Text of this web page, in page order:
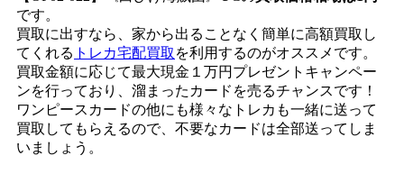
です。
買取に出すなら、家から出ることなく簡単に高額買取し
てくれる トレカ宅配買取 を利用するのがオススメです。
買取金額に応じて最大現金１万円プレゼントキャンペー
ンを行っており、溜まったカードを売るチャンスです！
ワンピースカードの他にも様々なトレカも一緒に送って
買取してもらえるので、不要なカードは全部送ってしま
いましょう。